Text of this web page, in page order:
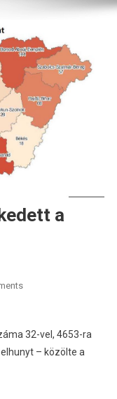
a
32-vel, 4653-ra
– közölte a